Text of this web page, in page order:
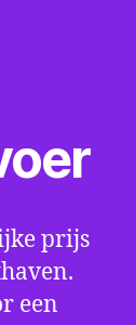
prijs
een